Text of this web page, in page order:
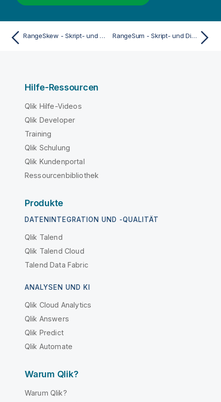
RangeSkew - Skript- und Diagrammfunktion RangeSum - Skript- und Diagrammfunktion
Hilfe-Ressourcen
Qlik Hilfe-Videos
Qlik Developer
Training
Qlik Schulung
Qlik Kundenportal
Ressourcenbibliothek
Produkte
DATENINTEGRATION UND -QUALITÄT
Qlik Talend
Qlik Talend Cloud
Talend Data Fabric
ANALYSEN UND KI
Qlik Cloud Analytics
Qlik Answers
Qlik Predict
Qlik Automate
Warum Qlik?
Warum Qlik?